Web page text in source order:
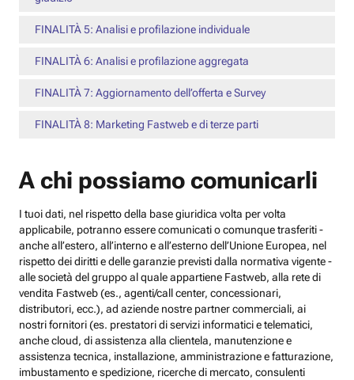
FINALITÀ 5: Analisi e profilazione individuale
FINALITÀ 6: Analisi e profilazione aggregata
FINALITÀ 7: Aggiornamento dell’offerta e Survey
FINALITÀ 8: Marketing Fastweb e di terze parti
A chi possiamo comunicarli
I tuoi dati, nel rispetto della base giuridica volta per volta
applicabile, potranno essere comunicati o comunque trasferiti -
anche all’estero, all’interno e all’esterno dell’Unione Europea, nel
rispetto dei diritti e delle garanzie previsti dalla normativa vigente -
alle società del gruppo al quale appartiene Fastweb, alla rete di
vendita Fastweb (es., agenti/call center, concessionari,
distributori, ecc.), ad aziende nostre partner commerciali, ai
nostri fornitori (es. prestatori di servizi informatici e telematici,
anche cloud, di assistenza alla clientela, manutenzione e
assistenza tecnica, installazione, amministrazione e fatturazione,
imbustamento e spedizione, ricerche di mercato, consulenti